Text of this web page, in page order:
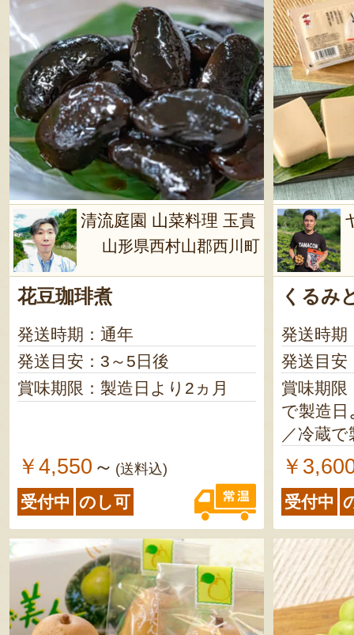
清流庭園 山菜料理 玉貴
山形県西村山郡西川町
花豆珈琲煮
発送時期：通年
発送目安：3～5日後
賞味期限：製造日より2ヵ月
￥4,550 ～ (送料込)
受付中 のし可
くるみ
発送時期
発送目安
賞味期
で製造日より
／冷蔵
￥
受付中